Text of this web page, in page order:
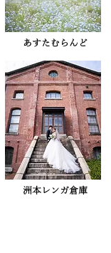
​あすたむらんど
​洲本レンガ倉庫​